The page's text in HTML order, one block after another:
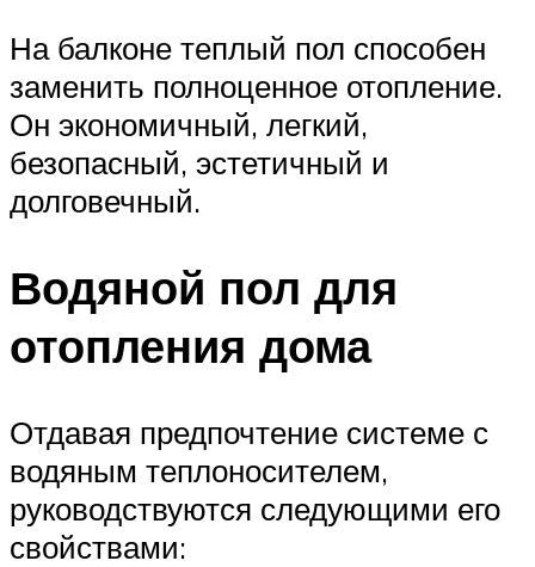
На балконе теплый пол способен
заменить полноценное отопление.
Он экономичный, легкий,
безопасный, эстетичный и
долговечный.
Водяной пол для
отопления дома
Отдавая предпочтение системе с
водяным теплоносителем,
руководствуются следующими его
свойствами: